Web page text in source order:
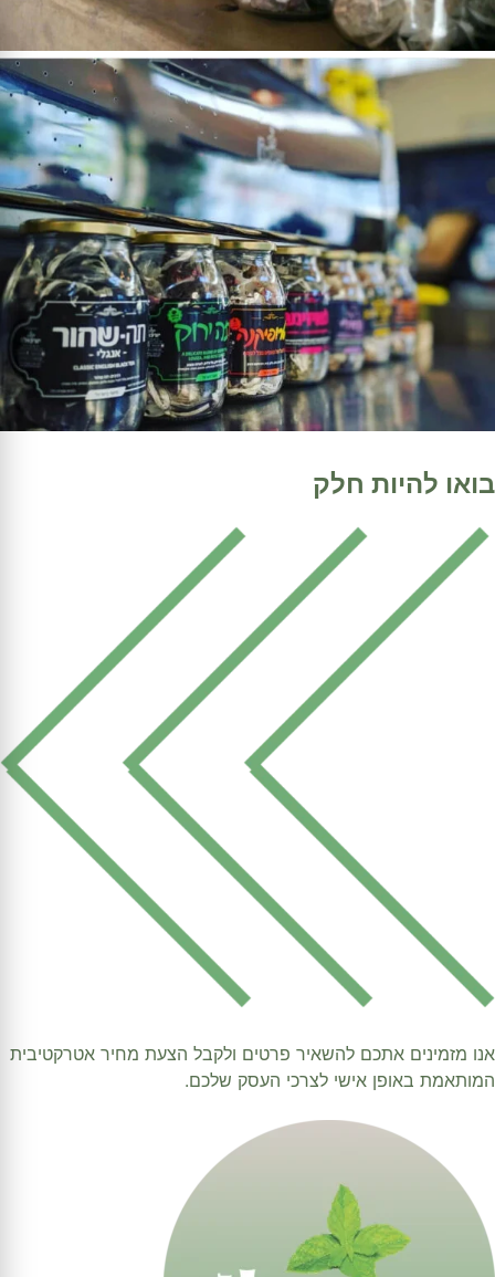
בואו להיות חלק
אנו מזמינים אתכם להשאיר פרטים ולקבל הצעת מחיר אטרקטיבית
המותאמת באופן אישי לצרכי העסק שלכם.